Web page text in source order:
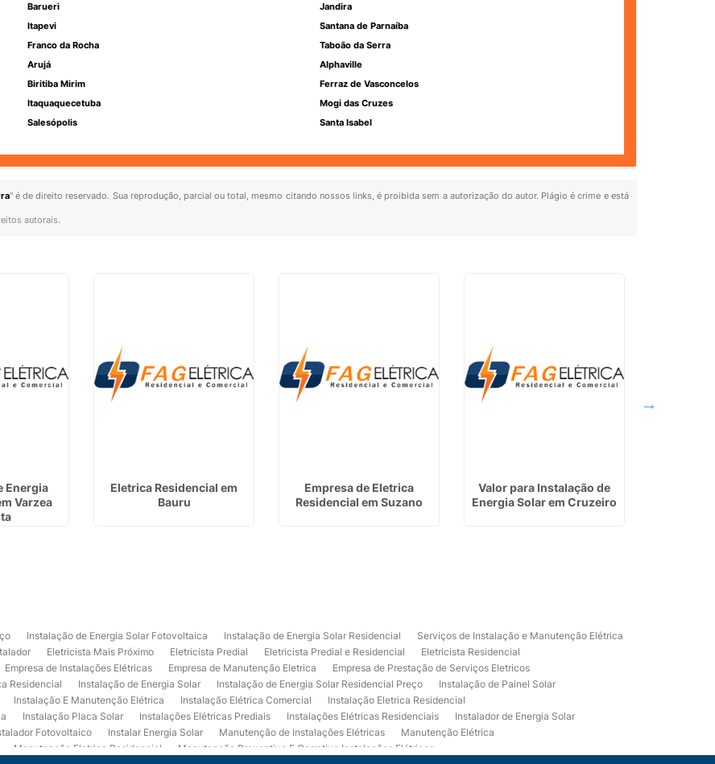
Barueri
Jandira
Itapevi
Santana de Parnaíba
Franco da Rocha
Taboão da Serra
Arujá
Alphaville
Biritiba Mirim
Ferraz de Vasconcelos
Itaquaquecetuba
Mogi das Cruzes
Salesópolis
Santa Isabel
" é de direito reservado. Sua reprodução, parcial ou total, mesmo citando nossos links, é proibida sem a autorização do autor. Plágio é crime e está
autorais.
Energia
Varzea
Eletrica Residencial em
Bauru
Empresa de Eletrica
Residencial em Suzano
Valor para Instalação de
Energia Solar em Cruzeiro
Instalação de Energia Solar Fotovoltaica Instalação de Energia Solar Residencial
Serviços de Instalação e Manutenção Elétrica
Eletricista Mais Próximo Eletricista Predial Eletricista Predial e Residencial
Eletricista Residencial
Empresa de Instalações Elétricas Empresa de Manutenção Eletrica
Empresa de Prestação de Serviços Eletricos
Residencial Instalação de Energia Solar Instalação de Energia Solar Residencial Preço
Instalação de Painel Solar
Instalação E Manutenção Elétrica Instalação Elétrica Comercial
Instalação Eletrica Residencial
Instalação Placa Solar Instalações Elétricas Prediais Instalações Elétricas Residenciais
Instalador de Energia Solar
Fotovoltaico Instalar Energia Solar Manutenção de Instalações Elétricas
Manutenção Elétrica
Manutenção Eletrica Residencial
Manutenção Preventiva E Corretiva Instalações Elétricas